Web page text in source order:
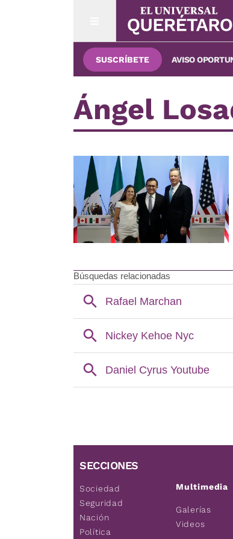
SUSCRÍBETE AVISO
Ángel
SECCIONES
Sociedad
Seguridad
Nación
Política
Multimedia
Galerías
Videos